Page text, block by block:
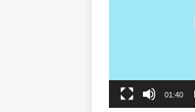
01:40